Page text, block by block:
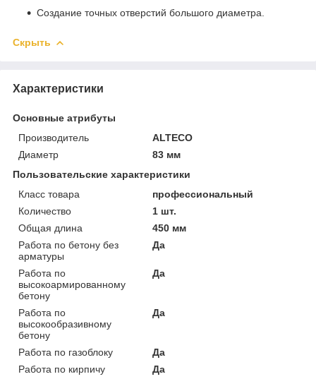
Создание точных отверстий большого диаметра.
Скрыть
Характеристики
Основные атрибуты
Производитель
ALTECO
Диаметр
83 мм
Пользовательские характеристики
Класс товара
профессиональный
Количество
1 шт.
Общая длина
450 мм
Работа по бетону без
арматуры
Да
Работа по
высокоармированному
бетону
Да
Работа по
высокообразивному
бетону
Да
Работа по газоблоку
Да
Работа по кирпичу
Да